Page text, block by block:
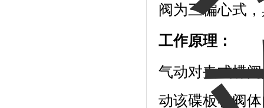
阀为三偏心式
工作原理：
气动对夹式蝶
动该碟板在阀